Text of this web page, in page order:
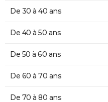
De 30 à 40 ans
De 40 à 50 ans
De 50 à 60 ans
De 60 à 70 ans
De 70 à 80 ans